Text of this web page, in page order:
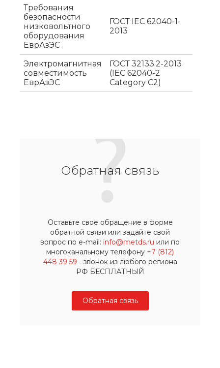
Требования
безопасности
низковольтного
оборудования
ЕврАзЭС
ГОСТ IEC 62040-1-
2013
Электромагнитная
совместимость
ЕврАзЭС
ГОСТ 32133.2-2013
(IEC 62040-2
Category C2)
Обратная связь
Оставьте свое обращение в форме
обратной связи или задайте свой
вопрос по e-mail: info@metds.ru или по
многоканальному телефону +7 (812)
448 39 59 - звонок из любого региона
РФ БЕСПЛАТНЫЙ
Обратная связь